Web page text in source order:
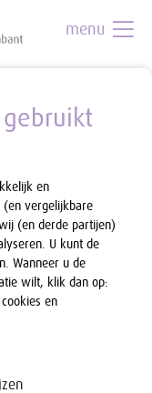
en
(en vergelijkbare
(en derde partijen)
U kunt de
Wanneer u de
wilt, klik dan op:
en
menu